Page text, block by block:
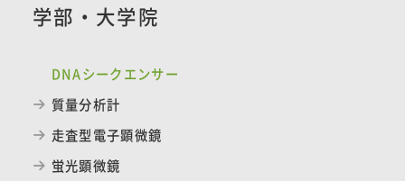
学部・大学院
DNAシークエンサー
質量分析計
走査型電子顕微鏡
蛍光顕微鏡